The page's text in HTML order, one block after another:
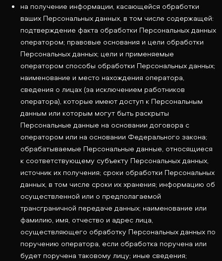
на получение информации, касающейся обработки
ваших Персональных данных, в том числе содержащей:
подтверждение факта обработки Персональных данных
оператором; правовые основания и цели обработки
Персональных данных; цели и применяемые
оператором способы обработки Персональных данных;
наименование и место нахождения оператора,
сведения о лицах (за исключением работников
оператора), которые имеют доступ к Персональным
данным или которым могут быть раскрыты
Персональные данные на основании договора с
оператором или на основании Федерального закона;
обрабатываемые Персональные данные, относящиеся
к соответствующему субъекту Персональных данных,
источник их получения; сроки обработки Персональных
данных, в том числе сроки их хранения; информацию об
осуществленной или о предполагаемой
трансграничной передаче данных; наименование или
фамилию, имя, отчество и адрес лица,
осуществляющего обработку Персональных данных по
поручению оператора, если обработка поручена или
будет поручена таковому лицу; иные сведения;